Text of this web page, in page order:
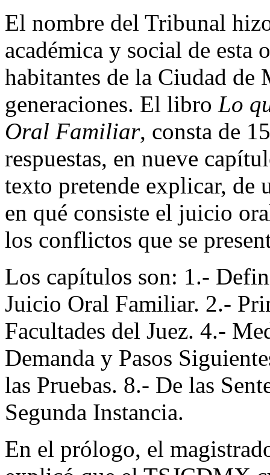
El nombre del Tribunal
académica y social de esta
habitantes de la Ciudad
generaciones. El libro Lo
Oral Familiar, consta de
respuestas, en nueve
texto pretende explicar, de
en qué consiste el juicio
los conflictos que se
Los capítulos son: 1.-
Juicio Oral Familiar. 2.-
Facultades del Juez. 4.-
Demanda y Pasos
las Pruebas. 8.- De las
Segunda Instancia.
En el prólogo, el